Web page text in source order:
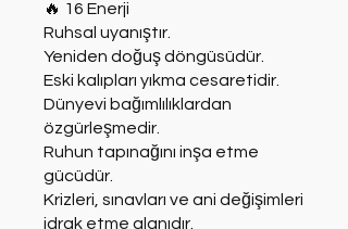
🔥 16 Enerji
Ruhsal uyanıştır.
Yeniden doğuş döngüsüdür.
Eski kalıpları yıkma cesaretidir.
Dünyevi bağımlılıklardan
özgürleşmedir.
Ruhun tapınağını inşa etme
gücüdür.
Krizleri, sınavları ve ani değişimleri
idrak etme alanıdır.